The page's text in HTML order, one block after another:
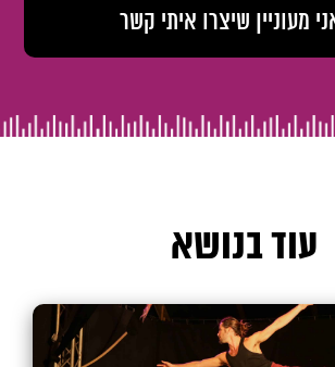
עוד בנושא